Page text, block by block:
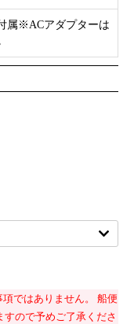
属※ACアダプターは
ではありません。 船便
ので予めご了承くださ